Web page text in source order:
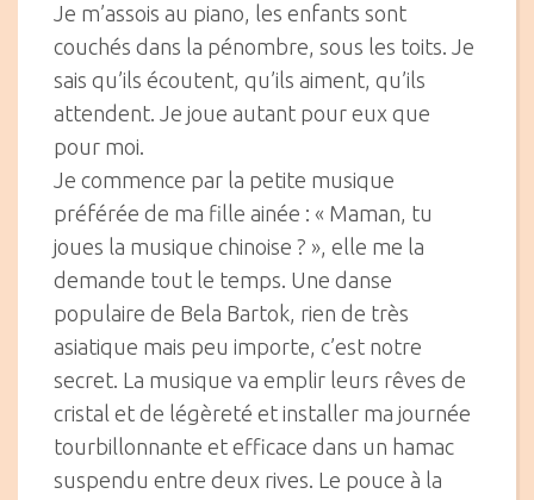
Je m’assois au piano, les enfants sont
couchés dans la pénombre, sous les toits. Je
sais qu’ils écoutent, qu’ils aiment, qu’ils
attendent. Je joue autant pour eux que
pour moi.
Je commence par la petite musique
préférée de ma fille ainée : « Maman, tu
joues la musique chinoise ? », elle me la
demande tout le temps. Une danse
populaire de Bela Bartok, rien de très
asiatique mais peu importe, c’est notre
secret. La musique va emplir leurs rêves de
cristal et de légèreté et installer ma journée
tourbillonnante et efficace dans un hamac
suspendu entre deux rives. Le pouce à la